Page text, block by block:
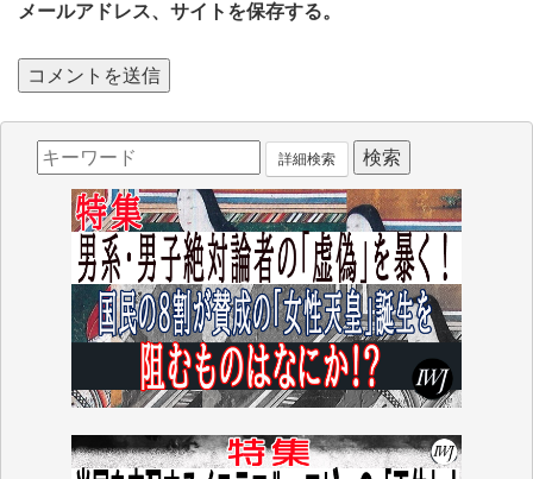
メールアドレス、サイトを保存する。
詳細検索